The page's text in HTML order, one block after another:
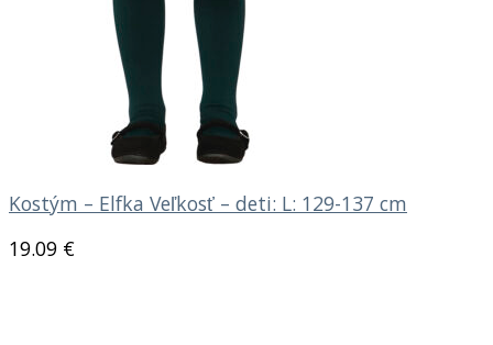
Kostým – Elfka Veľkosť – deti: L: 129-137 cm
19.09 €